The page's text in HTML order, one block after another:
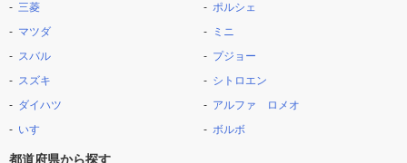
三菱
マツダ
スバル
スズキ
ダイハツ
いすゞ
ポルシェ
ミニ
プジョー
シトロエン
アルファ ロメオ
ボルボ
都道府県から探す